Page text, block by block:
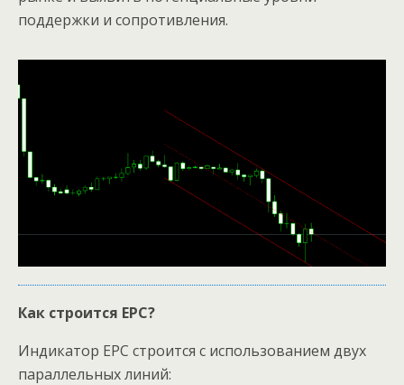
поддержки и сопротивления.
Как строится EPC?
Индикатор EPC строится с использованием двух
параллельных линий: